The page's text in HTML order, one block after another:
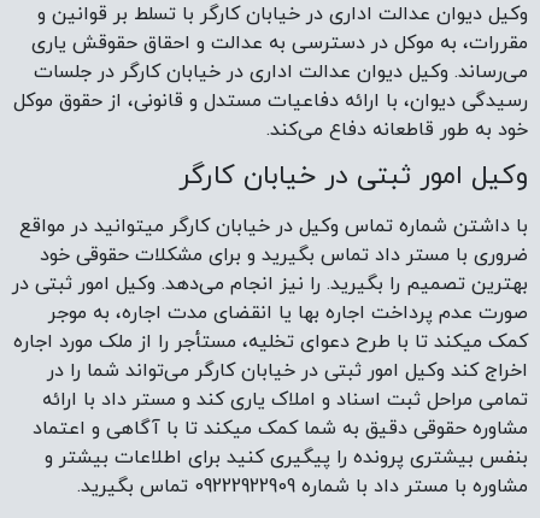
وکیل دیوان عدالت اداری در خیابان کارگر با تسلط بر قوانین و
مقررات، به موکل در دسترسی به عدالت و احقاق حقوقش یاری
می‌رساند. وکیل دیوان عدالت اداری در خیابان کارگر در جلسات
رسیدگی دیوان، با ارائه دفاعیات مستدل و قانونی، از حقوق موکل
خود به طور قاطعانه دفاع می‌کند.
وکیل امور ثبتی در خیابان کارگر
با داشتن شماره تماس وکیل در خیابان کارگر میتوانید در مواقع
ضروری با مستر داد تماس بگیرید و برای مشکلات حقوقی خود
بهترین تصمیم را بگیرید. را نیز انجام می‌دهد. وکیل امور ثبتی در
صورت عدم پرداخت اجاره بها یا انقضای مدت اجاره، به موجر
کمک میکند تا با طرح دعوای تخلیه، مستأجر را از ملک مورد اجاره
اخراج کند وکیل امور ثبتی در خیابان کارگر می‌تواند شما را در
تمامی مراحل ثبت اسناد و املاک یاری کند و مستر داد با ارائه
مشاوره حقوقی دقیق به شما کمک میکند تا با آگاهی و اعتماد
بنفس بیشتری پرونده را پیگیری کنید برای اطلاعات بیشتر و
مشاوره با مستر داد با شماره 09222922909 تماس بگیرید.